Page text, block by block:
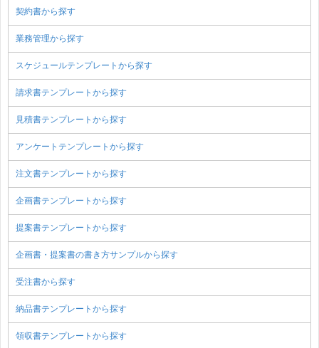
契約書から探す
業務管理から探す
スケジュールテンプレートから探す
請求書テンプレートから探す
見積書テンプレートから探す
アンケートテンプレートから探す
注文書テンプレートから探す
企画書テンプレートから探す
提案書テンプレートから探す
企画書・提案書の書き方サンプルから探す
受注書から探す
納品書テンプレートから探す
領収書テンプレートから探す